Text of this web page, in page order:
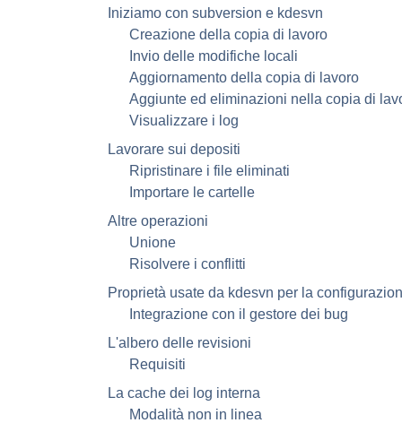
Iniziamo con subversion e kdesvn
Creazione della copia di lavoro
Invio delle modifiche locali
Aggiornamento della copia di lavoro
Aggiunte ed eliminazioni nella copia di
Visualizzare i log
Lavorare sui depositi
Ripristinare i file eliminati
Importare le cartelle
Altre operazioni
Unione
Risolvere i conflitti
Proprietà usate da kdesvn per la
Integrazione con il gestore dei bug
L'albero delle revisioni
Requisiti
La cache dei log interna
Modalità non in linea